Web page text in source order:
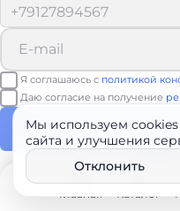
Главная Каталог
Я соглашаюсь с политикой
Даю согласие на получение
Мы свяжемся с
Мы используем
сайта и улучшения
Отклонить